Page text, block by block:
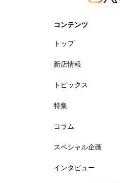
コンテンツ
トップ
新店情報
トピックス
特集
コラム
スペシャル企画
インタビュー